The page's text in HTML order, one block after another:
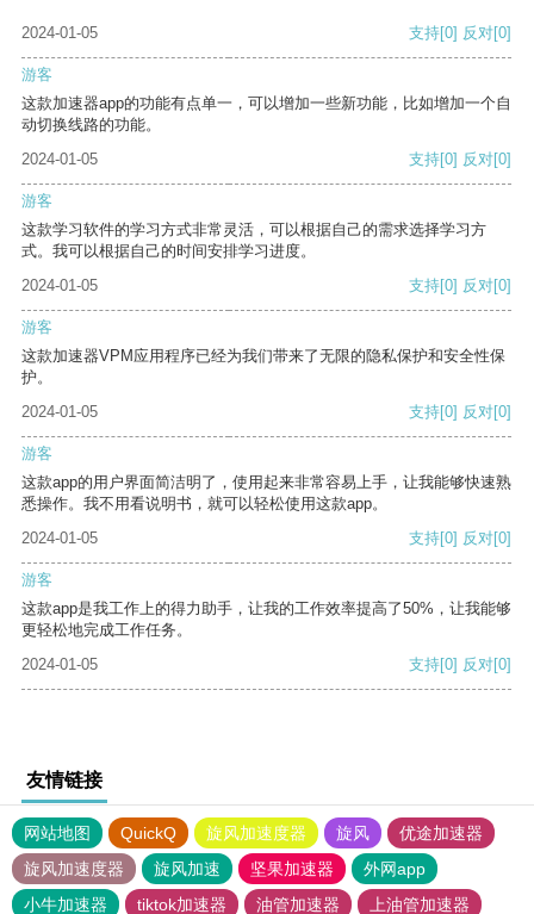
2024-01-05 支持[0] 反对[0]
游客
这款加速器app的功能有点单一，可以增加一些新功能，比如增加一个自
动切换线路的功能。
2024-01-05
支持[0] 反对[0]
游客
这款学习软件的学习方式非常灵活，可以根据自己的需求选择学习方
式。我可以根据自己的时间安排学习进度。
2024-01-05
支持[0] 反对[0]
游客
这款加速器VPM应用程序已经为我们带来了无限的隐私保护和安全性保
护。
2024-01-05
支持[0] 反对[0]
游客
这款app的用户界面简洁明了，使用起来非常容易上手，让我能够快速熟
悉操作。我不用看说明书，就可以轻松使用这款app。
2024-01-05
支持[0] 反对[0]
游客
这款app是我工作上的得力助手，让我的工作效率提高了50%，让我能够
更轻松地完成工作任务。
2024-01-05
支持[0] 反对[0]
友情链接
网站地图 QuickQ 旋风加速度器 旋风
优途加速器
旋风加速度器
旋风加速 坚果加速器
外网app
小牛加速器
tiktok加速器 油管加速器 上油管加速器